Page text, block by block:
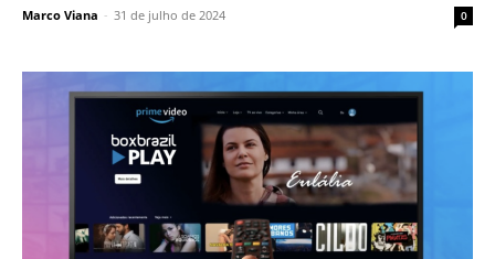
Marco Viana - 31 de julho de 2024 0